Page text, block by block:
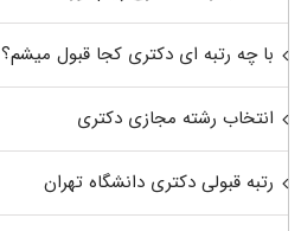
با چه رتبه ای دکتری کجا قبول میشم؟
انتخاب رشته مجازی دکتری
رتبه قبولی دکتری دانشگاه تهران